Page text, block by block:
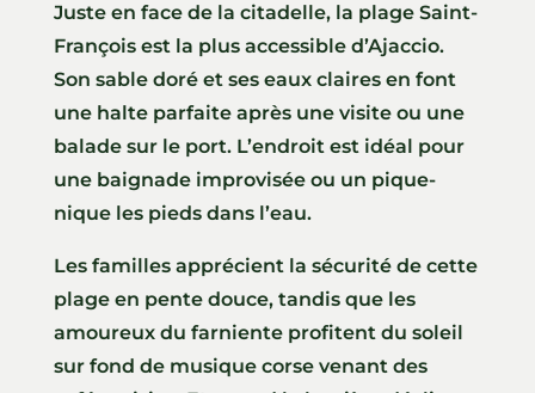
Juste en face de la citadelle, la plage Saint-
François est la plus accessible d’Ajaccio.
Son sable doré et ses eaux claires en font
une halte parfaite après une visite ou une
balade sur le port. L’endroit est idéal pour
une baignade improvisée ou un pique-
nique les pieds dans l’eau.
Les familles apprécient la sécurité de cette
plage en pente douce, tandis que les
amoureux du farniente profitent du soleil
sur fond de musique corse venant des